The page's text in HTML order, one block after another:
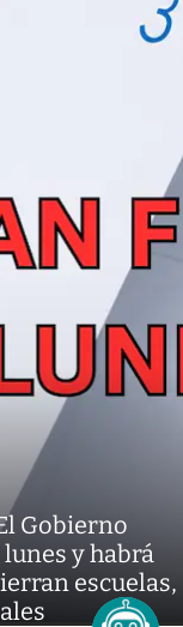
Gobierno
y habrá
escuelas,